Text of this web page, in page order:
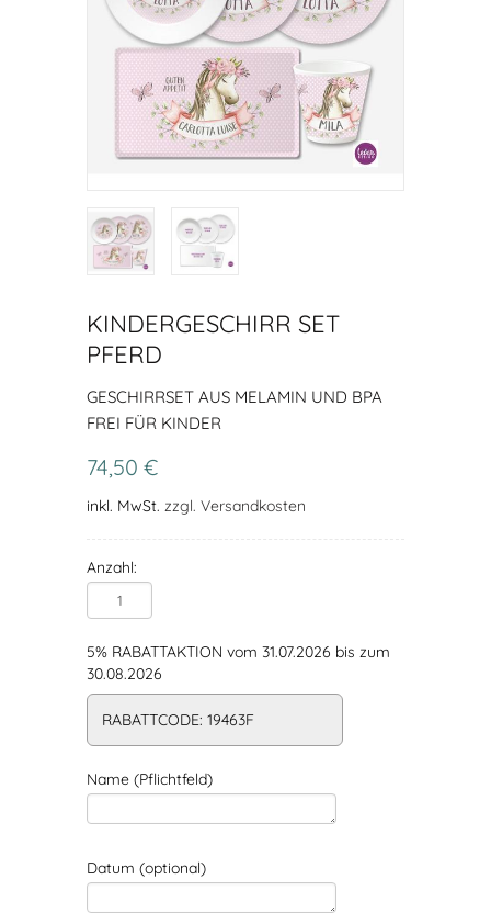
KINDERGESCHIRR SET
PFERD
GESCHIRRSET AUS MELAMIN UND BPA
FREI FÜR KINDER
74,50 €
inkl. MwSt. zzgl. Versandkosten
Anzahl:
5% RABATTAKTION vom 31.07.2026 bis zum
30.08.2026
RABATTCODE: 19463F
Name (Pflichtfeld)
Datum (optional)